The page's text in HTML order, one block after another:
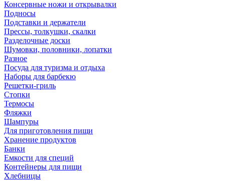
Консервные ножи и открывалки
Подносы
Подставки и держатели
Прессы, толкушки, скалки
Разделочные доски
Шумовки, половники, лопатки
Разное
Посуда для туризма и отдыха
Наборы для барбекю
Решетки-гриль
Стопки
Термосы
Фляжки
Шампуры
Для приготовления пищи
Хранение продуктов
Банки
Емкости для специй
Контейнеры для пищи
Хлебницы